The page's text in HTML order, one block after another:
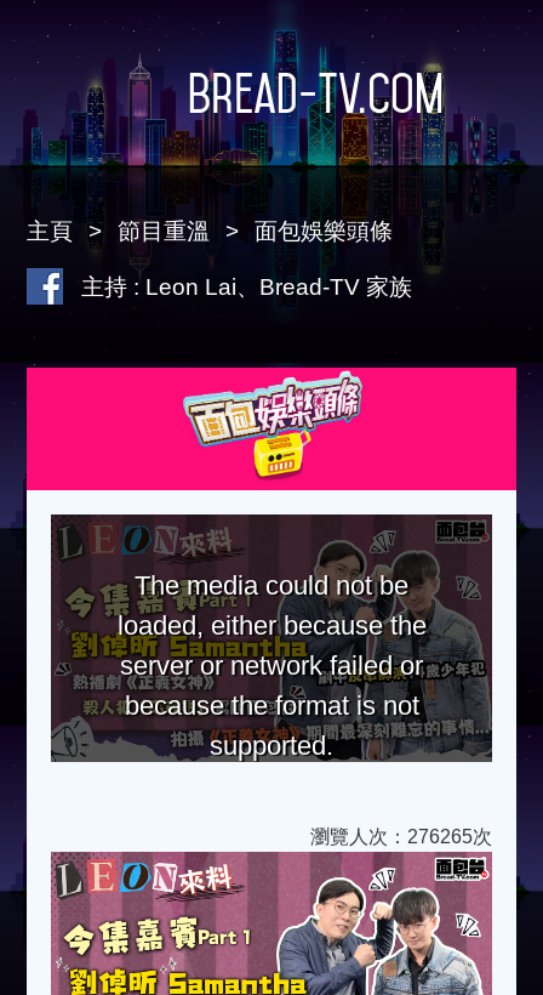
Bread-TV.com
主頁 節目重溫 面包娛樂頭條
主持 : Leon Lai、Bread-TV 家族
The media could not be
loaded, either because the
server or network failed or
because the format is not
supported.
瀏覽人次：276265次